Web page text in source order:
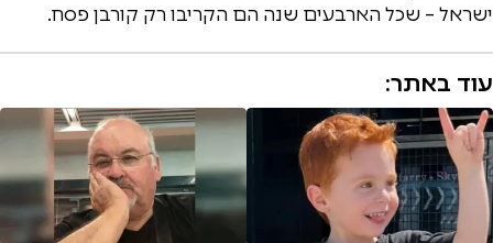
ישראל – שכל הארבעים שנה הם הקריבו רק קורבן פסח.
עוד באתר: